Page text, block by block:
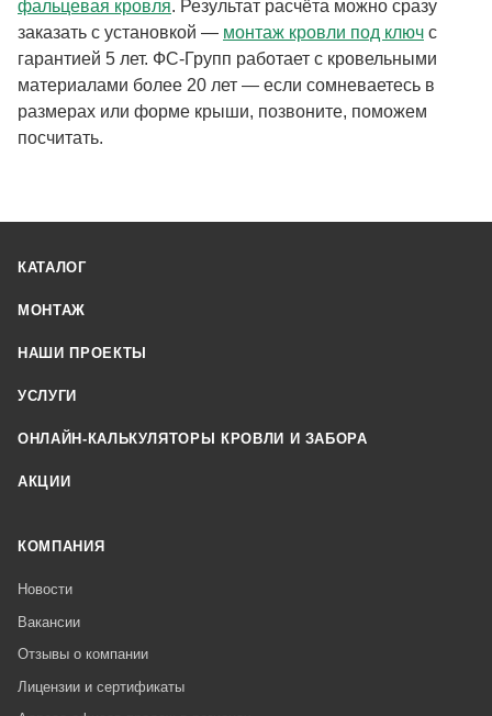
фальцевая кровля. Результат расчёта можно сразу
заказать с установкой — монтаж кровли под ключ с
гарантией 5 лет. ФС-Групп работает с кровельными
материалами более 20 лет — если сомневаетесь в
размерах или форме крыши, позвоните, поможем
посчитать.
КАТАЛОГ
МОНТАЖ
НАШИ ПРОЕКТЫ
УСЛУГИ
ОНЛАЙН-КАЛЬКУЛЯТОРЫ КРОВЛИ И ЗАБОРА
АКЦИИ
КОМПАНИЯ
Новости
Вакансии
Отзывы о компании
Лицензии и сертификаты